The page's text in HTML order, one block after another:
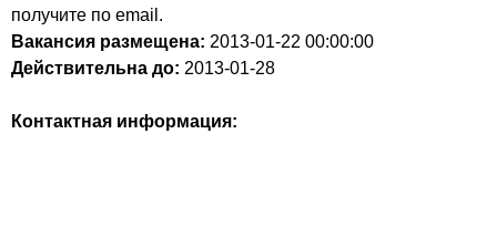
получите по email.
Вакансия размещена: 2013-01-22 00:00:00
Действительна до: 2013-01-28
Контактная информация: